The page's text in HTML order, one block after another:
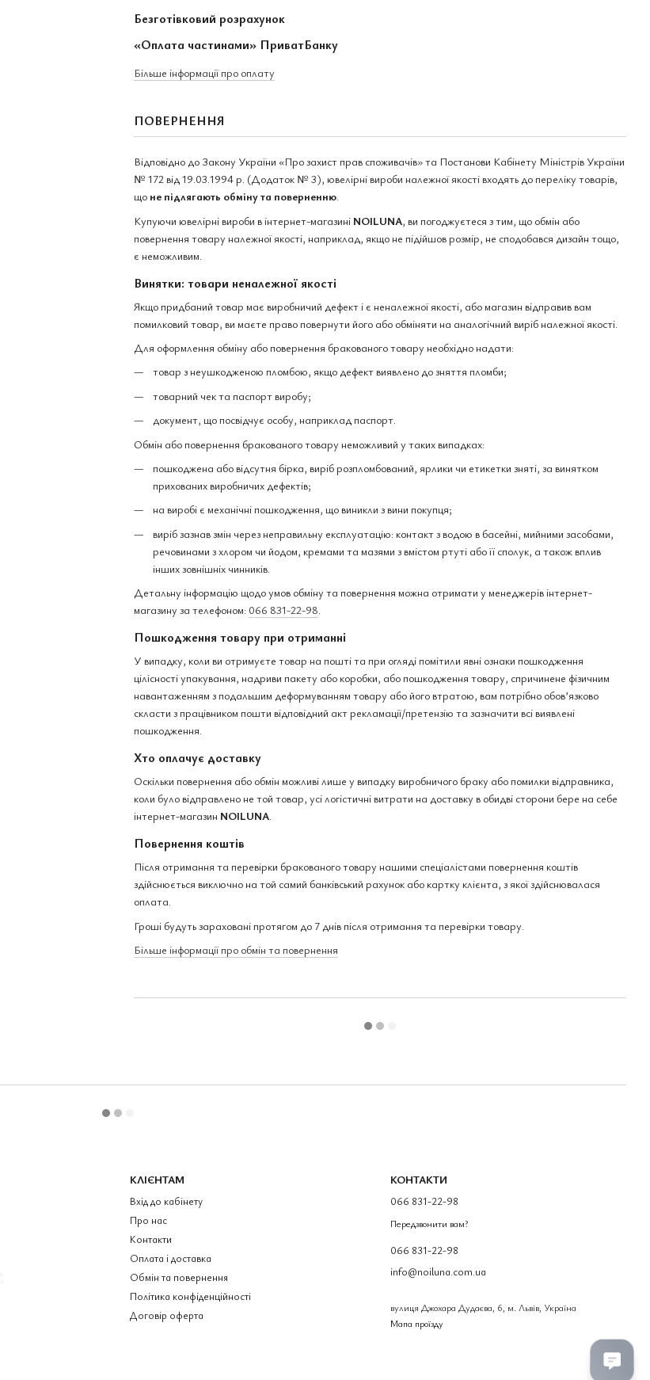
Безготівковий розрахунок
«Оплата частинами» ПриватБанку
Більше інформації про оплату
ПОВЕРНЕННЯ
Відповідно до Закону України «Про захист прав споживачів» та Постанови Кабінету Міністрів України
№ 172 від 19.03.1994 р. (Додаток № 3), ювелірні вироби належної якості входять до переліку товарів,
що не підлягають обміну та поверненню.
Купуючи ювелірні вироби в інтернет-магазині NOILUNA, ви погоджуєтеся з тим, що обмін або
повернення товару належної якості, наприклад, якщо не підійшов розмір, не сподобався дизайн тощо,
є неможливим.
Винятки: товари неналежної якості
Якщо придбаний товар має виробничий дефект і є неналежної якості, або магазин відправив вам
помилковий товар, ви маєте право повернути його або обміняти на аналогічний виріб належної якості.
Для оформлення обміну або повернення бракованого товару необхідно надати:
товар з неушкодженою пломбою, якщо дефект виявлено до зняття пломби;
товарний чек та паспорт виробу;
документ, що посвідчує особу, наприклад паспорт.
Обмін або повернення бракованого товару неможливий у таких випадках:
пошкоджена або відсутня бірка, виріб розпломбований, ярлики чи етикетки зняті, за винятком
прихованих виробничих дефектів;
на виробі є механічні пошкодження, що виникли з вини покупця;
виріб зазнав змін через неправильну експлуатацію: контакт з водою в басейні, мийними засобами,
речовинами з хлором чи йодом, кремами та мазями з вмістом ртуті або її сполук, а також вплив
інших зовнішніх чинників.
Детальну інформацію щодо умов обміну та повернення можна отримати у менеджерів інтернет-
магазину за телефоном: 066 831-22-98.
Пошкодження товару при отриманні
У випадку, коли ви отримуєте товар на пошті та при огляді помітили явні ознаки пошкодження
цілісності упакування, надриви пакету або коробки, або пошкодження товару, спричинене фізичним
навантаженням з подальшим деформуванням товару або його втратою, вам потрібно обов’язково
скласти з працівником пошти відповідний акт рекламації/претензію та зазначити всі виявлені
пошкодження.
Хто оплачує доставку
Оскільки повернення або обмін можливі лише у випадку виробничого браку або помилки відправника,
коли було відправлено не той товар, усі логістичні витрати на доставку в обидві сторони бере на себе
інтернет-магазин NOILUNA.
Повернення коштів
Після отримання та перевірки бракованого товару нашими спеціалістами повернення коштів
здійснюється виключно на той самий банківський рахунок або картку клієнта, з якої здійснювалася
оплата.
Гроші будуть зараховані протягом до 7 днів після отримання та перевірки товару.
Більше інформації про обмін та повернення
КЛІЄНТАМ
Вхід до кабінету
Про нас
Контакти
Оплата і доставка
Обмін та повернення
Політика конфіденційності
Договір оферта
КОНТАКТИ
066 831-22-98
Передзвонити вам?
066 831-22-98
info@noiluna.com.ua
вулиця Джохара Дудаєва, 6, м. Львів, Україна
Мапа проїзду